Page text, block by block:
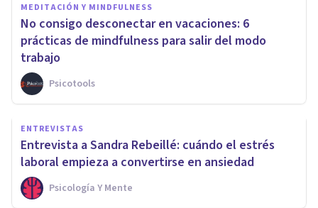
MEDITACIÓN Y MINDFULNESS
No consigo desconectar en vacaciones: 6
prácticas de mindfulness para salir del modo
trabajo
Psicotools
ENTREVISTAS
Entrevista a Sandra Rebeillé: cuándo el estrés
laboral empieza a convertirse en ansiedad
Psicología Y Mente